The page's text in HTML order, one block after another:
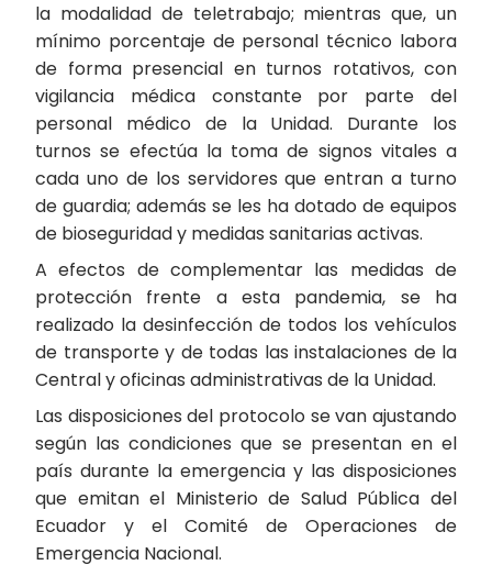
la modalidad de teletrabajo; mientras que, un
mínimo porcentaje de personal técnico labora
de forma presencial en turnos rotativos, con
vigilancia médica constante por parte del
personal médico de la Unidad. Durante los
turnos se efectúa la toma de signos vitales a
cada uno de los servidores que entran a turno
de guardia; además se les ha dotado de equipos
de bioseguridad y medidas sanitarias activas.
A efectos de complementar las medidas de
protección frente a esta pandemia, se ha
realizado la desinfección de todos los vehículos
de transporte y de todas las instalaciones de la
Central y oficinas administrativas de la Unidad.
Las disposiciones del protocolo se van ajustando
según las condiciones que se presentan en el
país durante la emergencia y las disposiciones
que emitan el Ministerio de Salud Pública del
Ecuador y el Comité de Operaciones de
Emergencia Nacional.